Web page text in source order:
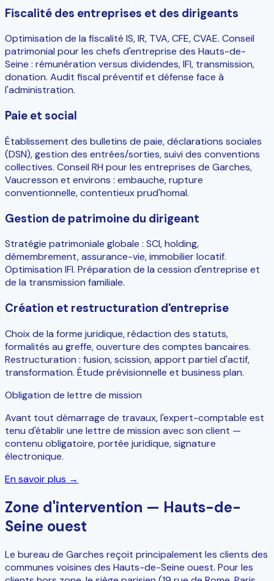
Fiscalité des entreprises et des dirigeants
Optimisation de la fiscalité IS, IR, TVA, CFE, CVAE. Conseil
patrimonial pour les chefs d'entreprise des Hauts-de-
Seine : rémunération versus dividendes, IFI, transmission,
donation. Audit fiscal préventif et défense face à
l'administration.
Paie et social
Établissement des bulletins de paie, déclarations sociales
(DSN), gestion des entrées/sorties, suivi des conventions
collectives. Conseil RH pour les entreprises de Garches,
Vaucresson et environs : embauche, rupture
conventionnelle, contentieux prud'homal.
Gestion de patrimoine du dirigeant
Stratégie patrimoniale globale : SCI, holding,
démembrement, assurance-vie, immobilier locatif.
Optimisation IFI. Préparation de la cession d'entreprise et
de la transmission familiale.
Création et restructuration d'entreprise
Choix de la forme juridique, rédaction des statuts,
formalités au greffe, ouverture des comptes bancaires.
Restructuration : fusion, scission, apport partiel d'actif,
transformation. Étude prévisionnelle et business plan.
Obligation de lettre de mission
Avant tout démarrage de travaux, l'expert-comptable est
tenu d'établir une lettre de mission avec son client —
contenu obligatoire, portée juridique, signature
électronique.
En savoir plus →
Zone d'intervention — Hauts-de-
Seine ouest
Le bureau de Garches reçoit principalement les clients des
communes voisines des Hauts-de-Seine ouest. Pour les